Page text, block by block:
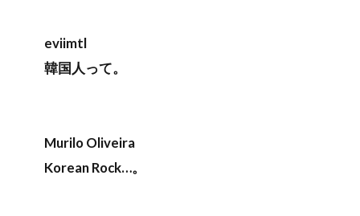
eviimtl
韓国人って。
Murilo Oliveira
Korean Rock…。